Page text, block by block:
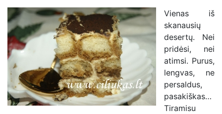
Vienas iš
skanausių
desertų. Nei
pridėsi, nei
atimsi. Purus,
lengvas, ne
persaldus,
pasakiškas…
Tiramisu